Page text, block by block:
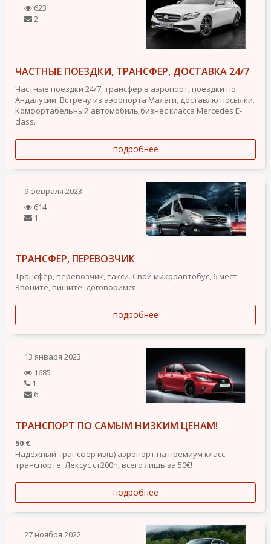
623
2
ЧАСТНЫЕ ПОЕЗДКИ, ТРАНСФЕР, ДОСТАВКА 24/7
Частные поездки 24/7, трансфер в аэропорт, поездки по
Андалусии. Встречу из аэропорта Малаги, доставлю посылки.
Комфортабельный автомобиль бизнес класса Mercedes E-
class.
подробнее
9 февраля 2023
614
1
ТРАНСФЕР, ПЕРЕВОЗЧИК
Трансфер, перевозчик, такси. Свой микроавтобус, 6 мест.
Звоните, пишите, договоримся.
подробнее
13 января 2023
1685
1
6
ТРАНСПОРТ ПО САМЫМ НИЗКИМ ЦЕНАМ!
50 €
Надежный трансфер из(в) аэропорт на премиум класс
транспорте. Лексус ст200h, всего лишь за 50€!
подробнее
27 ноября 2022